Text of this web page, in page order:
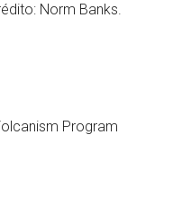
Norm Banks.
Program